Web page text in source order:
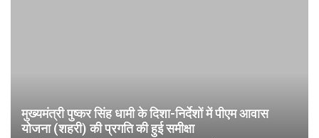
मुख्यमंत्री पुष्कर सिंह धामी के दिशा-निर्देशों में पीएम आवास
योजना (शहरी) की प्रगति की हुई समीक्षा